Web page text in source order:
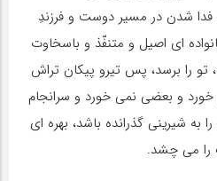
شدن در مسیر دوست و فرزندِ
ای اصیل و متنفّذ و باسخاوت
تو را برسد، پس تیرو پیکان تراش
و بعضی نمی خورد و سرانجام
به شیرینی گذرانده باشد، بهره ای
را می چشد.